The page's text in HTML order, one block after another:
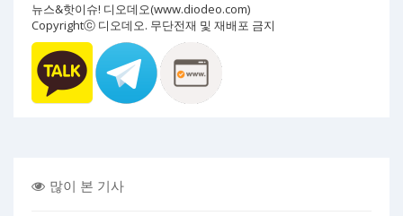
뉴스&핫이슈! 디오데오(www.diodeo.com)
Copyrightⓒ 디오데오. 무단전재 및 재배포 금지
많이 본 기사